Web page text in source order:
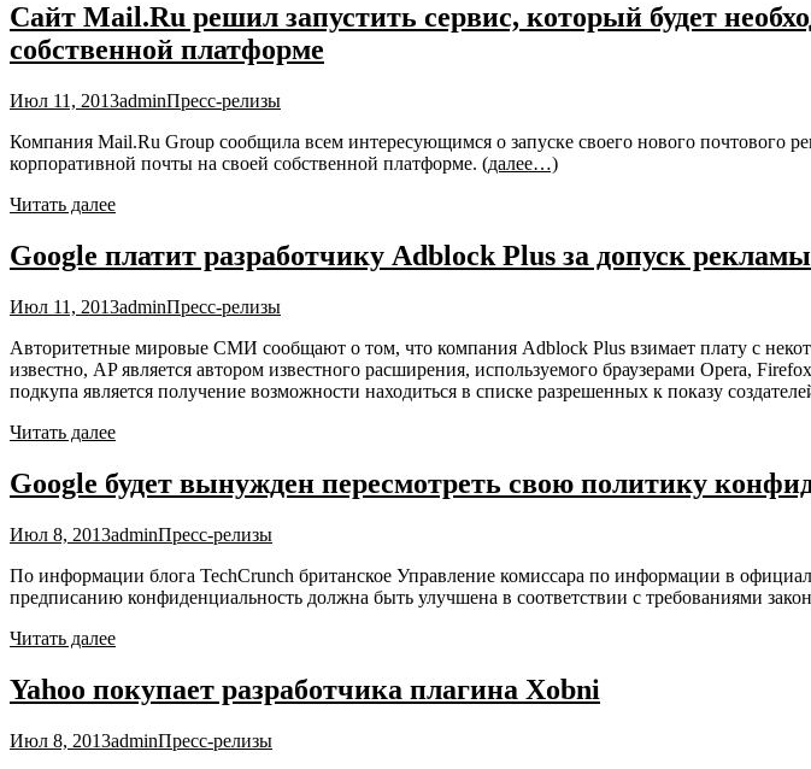
Сайт Mail.Ru решил запустить сервис, который будет
собственной платформе
Июл 11, 2013adminПресс-релизы
Компания Mail.Ru Group сообщила всем интересующимся о запуске своего нового почтового
корпоративной почты на своей собственной платформе. (далее…)
Читать далее
Google платит разработчику Adblock Plus за допуск
Июл 11, 2013adminПресс-релизы
Авторитетные мировые СМИ сообщают о том, что компания Adblock Plus взимает плату с
известно, AP является автором известного расширения, используемого браузерами Opera,
подкупа является получение возможности находиться в списке разрешенных к показу
Читать далее
Google будет вынужден пересмотреть свою политику
Июл 8, 2013adminПресс-релизы
По информации блога TechCrunch британское Управление комиссара по информации в
предписанию конфиденциальность должна быть улучшена в соответствии с требованиями
Читать далее
Yahoo покупает разработчика плагина Xobni
Июл 8, 2013adminПресс-релизы